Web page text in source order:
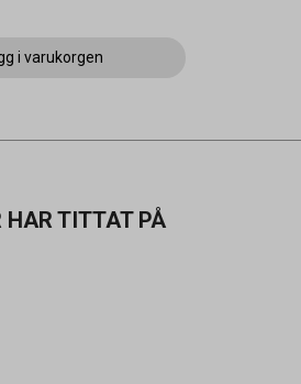
i varukorgen
HAR TITTAT PÅ